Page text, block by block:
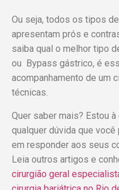
Ou seja, todos os tipos
apresentam prós e
saiba qual o melhor tipo
ou Bypass gástrico, é
acompanhamento de um
técnicas.
Quer saber mais? Estou
qualquer dúvida que
em responder aos seus
Leia outros artigos e
cirurgião geral